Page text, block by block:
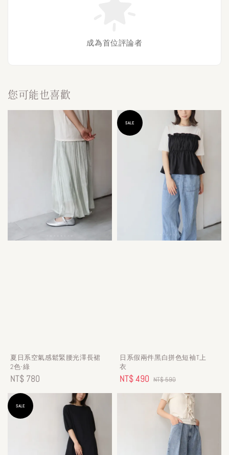
成為首位評論者
您可能也喜歡
夏日系空氣感鬆緊腰光澤長裙
2色-綠
Regular
price
NT$ 780
SALE
日系假兩件黑白拼色短袖T上
衣
Sale
price
NT$ 490 Regular
price
NT$ 590
SALE